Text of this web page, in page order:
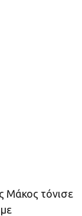
Μάκος τόνισε